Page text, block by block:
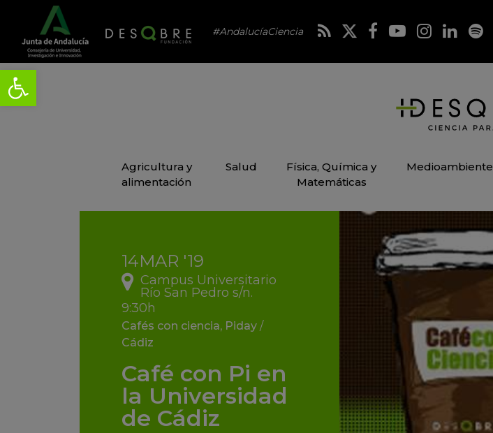
#AndalucíaCiencia
Agricultura y
alimentación
Salud
Física, Química y
Matemáticas
Medioambiente
14MAR '19
Campus Universitario
Río San Pedro s/n.
9:30h
Cafés con ciencia, Piday /
Cádiz
Café con Pi en
la Universidad
de Cádiz